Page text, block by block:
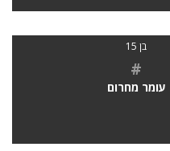
בן 15
#
עומר מחרום